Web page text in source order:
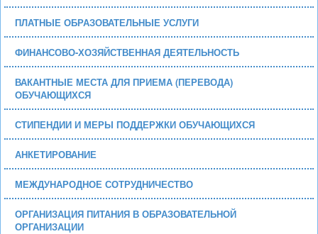
ПЛАТНЫЕ ОБРАЗОВАТЕЛЬНЫЕ УСЛУГИ
ФИНАНСОВО-ХОЗЯЙСТВЕННАЯ ДЕЯТЕЛЬНОСТЬ
ВАКАНТНЫЕ МЕСТА ДЛЯ ПРИЕМА (ПЕРЕВОДА)
ОБУЧАЮЩИХСЯ
СТИПЕНДИИ И МЕРЫ ПОДДЕРЖКИ ОБУЧАЮЩИХСЯ
АНКЕТИРОВАНИЕ
МЕЖДУНАРОДНОЕ СОТРУДНИЧЕСТВО
ОРГАНИЗАЦИЯ ПИТАНИЯ В ОБРАЗОВАТЕЛЬНОЙ
ОРГАНИЗАЦИИ